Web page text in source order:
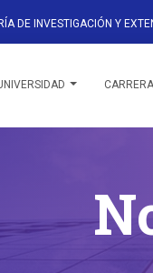
DE INVESTIGACIÓN Y